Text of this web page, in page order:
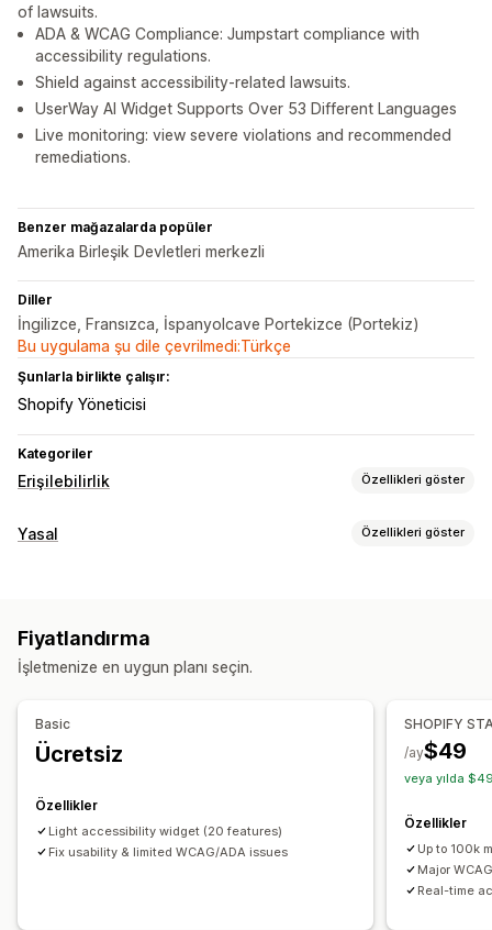
of lawsuits.
ADA & WCAG Compliance: Jumpstart compliance with
accessibility regulations.
Shield against accessibility-related lawsuits.
UserWay AI Widget Supports Over 53 Different Languages
Live monitoring: view severe violations and recommended
remediations.
Benzer mağazalarda popüler
Amerika Birleşik Devletleri merkezli
Diller
İngilizce, Fransızca, İspanyolcave Portekizce (Portekiz)
Bu uygulama şu dile çevrilmedi:Türkçe
Şunlarla birlikte çalışır:
Shopify Yöneticisi
Kategoriler
Erişilebilirlik Özellikleri göster
Uyumluluk türleri
Beyan
Çoklu dil
Yasal Özellikleri göster
Özelleştirme
Renk ve yazı tipi
Widget konumu
Fiyatlandırma
İşletmenize en uygun planı seçin.
Basic
Ücretsiz
Özellikler
Light accessibility widget (20 features)
Fix usability & limited WCAG/ADA issues
SHOPIFY
$49
/ay
veya yılda
Özellikler
Up to 100k
Major
Real-time